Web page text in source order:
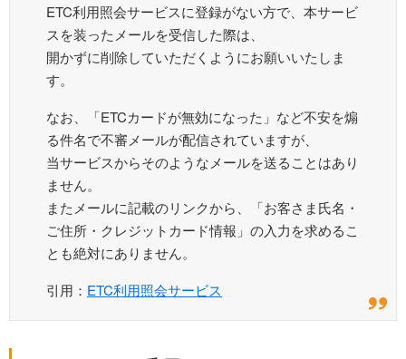
ETC利用照会サービスに登録がない方で、本サービ
スを装ったメールを受信した際は、
開かずに削除していただくようにお願いいたしま
す。
なお、「ETCカードが無効になった」など不安を煽
る件名で不審メールが配信されていますが、
当サービスからそのようなメールを送ることはあり
ません。
またメールに記載のリンクから、「お客さま氏名・
ご住所・クレジットカード情報」の入力を求めるこ
とも絶対にありません。
引用： ETC利用照会サービス